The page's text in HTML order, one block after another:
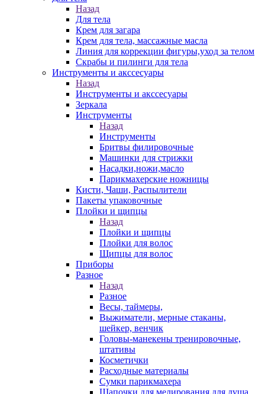
Назад
Для тела
Крем для загара
Крем для тела, массажные масла
Линия для коррекции фигуры,уход за телом
Скрабы и пилинги для тела
Инструменты и акссесуары
Назад
Инструменты и акссесуары
Зеркала
Инструменты
Назад
Инструменты
Бритвы филировочные
Машинки для стрижки
Насадки,ножи,масло
Парикмахерские ножницы
Кисти, Чаши, Распылители
Пакеты упаковочные
Плойки и щипцы
Назад
Плойки и щипцы
Плойки для волос
Щипцы для волос
Приборы
Разное
Назад
Разное
Весы, таймеры,
Выжиматели, мерные стаканы,
шейкер, венчик
Головы-манекены тренировочные,
штативы
Косметички
Расходные материалы
Сумки парикмахера
Шапочки для мелирования,для душа